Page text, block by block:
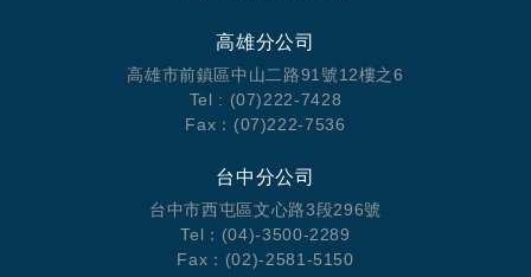
高雄分公司
高雄市前鎮區中山二路91號12樓之6
Tel : (07)222-7428
Fax：(07)222-7536
台中分公司
台中市西屯區文心路3段296號
Tel：(04)-3500-2289
Fax：(02)-2581-5150